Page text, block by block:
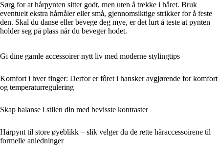
Sørg for at hårpynten sitter godt, men uten å trekke i håret. Bruk
eventuelt ekstra hårnåler eller små, gjennomsiktige strikker for å feste
den. Skal du danse eller bevege deg mye, er det lurt å teste at pynten
holder seg på plass når du beveger hodet.
Gi dine gamle accessoirer nytt liv med moderne stylingtips
Komfort i hver finger: Derfor er fôret i hansker avgjørende for komfort
og temperaturregulering
Skap balanse i stilen din med bevisste kontraster
Hårpynt til store øyeblikk – slik velger du de rette håraccessoirene til
formelle anledninger